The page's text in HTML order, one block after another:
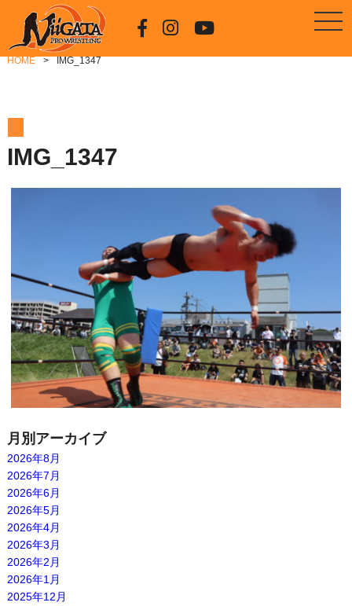
HOME IMG_1347
IMG_1347
月別アーカイブ
2026年8月
2026年7月
2026年6月
2026年5月
2026年4月
2026年3月
2026年2月
2026年1月
2025年12月